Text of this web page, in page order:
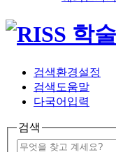
검색환경설정
검색도움말
다국어입력
검색